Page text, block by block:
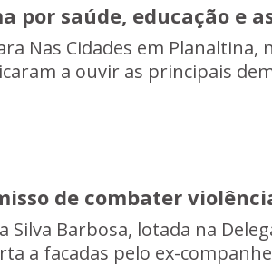
por saúde, educação e
Nas Cidades em Planaltina,
a ouvir as principais
de combater
Barbosa, lotada na
a facadas pelo ex-